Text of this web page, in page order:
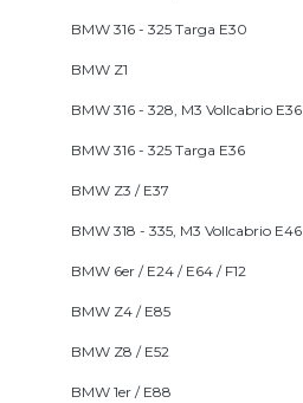
BMW 316 - 325 Targa E30
BMW Z1
BMW 316 - 328, M3 Vollcabrio E36
BMW 316 - 325 Targa E36
BMW Z3 / E37
BMW 318 - 335, M3 Vollcabrio E46
BMW 6er / E24 / E64 / F12
BMW Z4 / E85
BMW Z8 / E52
BMW 1er / E88